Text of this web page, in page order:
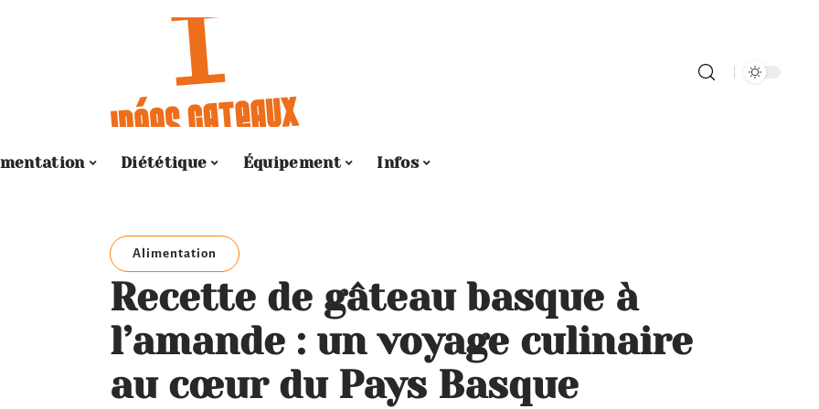
Diététique Équipement Infos
Alimentation
Recette de gâteau basque à
l’amande : un voyage culinaire
au cœur du Pays Basque